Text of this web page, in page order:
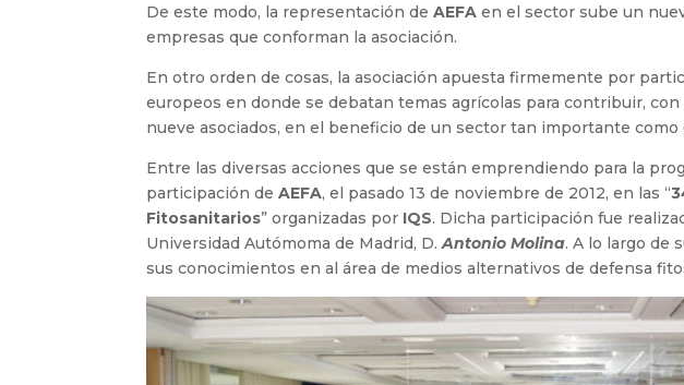
De este modo, la representación deAEFA en el sector sube un
empresas que conforman la asociación.
En otro orden de cosas, la asociación apuesta firmemente por
europeos en donde se debatan temas agrícolas para contribuir,
nueve asociados, en el beneficio de un sector tan importante como
Entre las diversas acciones que se están emprendiendo para la
participación deAEFA, el pasado 13 de noviembre de 2012, en las “
Fitosanitarios” organizadas por IQS. Dicha participación fue
Universidad Autómoma de Madrid, D.Antonio Molina. A lo largo de
sus conocimientos en al área de medios alternativos de defensa